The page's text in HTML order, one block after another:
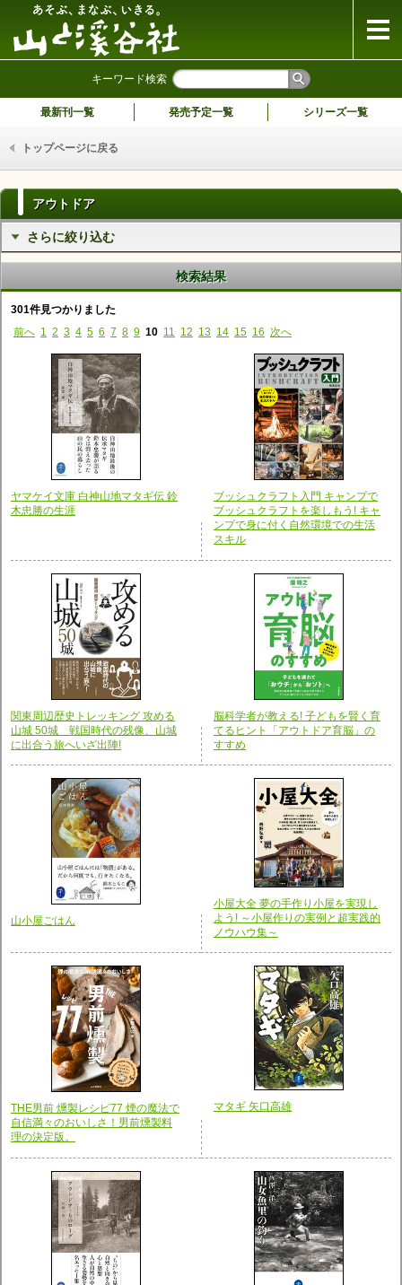
キーワード検索
最新刊一覧 発売予定一覧 シリーズ一覧
トップページに戻る
アウトドア
さらに絞り込む
検索結果
301件見つかりました
前へ 1 2 3 4 5 6 7 8 9 10 11 12 13 14 15 16 次へ
ヤマケイ文庫 白神山地マタギ伝 鈴
木忠勝の生涯
ブッシュクラフト入門 キャンプで
ブッシュクラフトを楽しもう! キャ
ンプで身に付く自然環境での生活
スキル
関東周辺歴史トレッキング 攻める
山城 50城 戦国時代の残像、山城
に出合う旅へいざ出陣!
脳科学者が教える! 子どもを賢く育
てるヒント「アウトドア育脳」の
すすめ
山小屋ごはん
小屋大全 夢の手作り小屋を実現し
よう! ～小屋作りの実例と超実践的
ノウハウ集～
THE男前 燻製レシピ77 煙の魔法で
自信満々のおいしさ！男前燻製料
理の決定版。
マタギ 矢口高雄